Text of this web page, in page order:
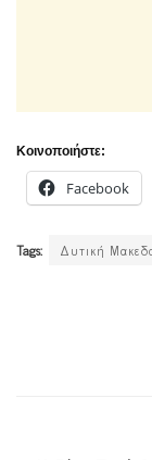
Κοινοποιήστε:
Facebook
Tags: Δυτική